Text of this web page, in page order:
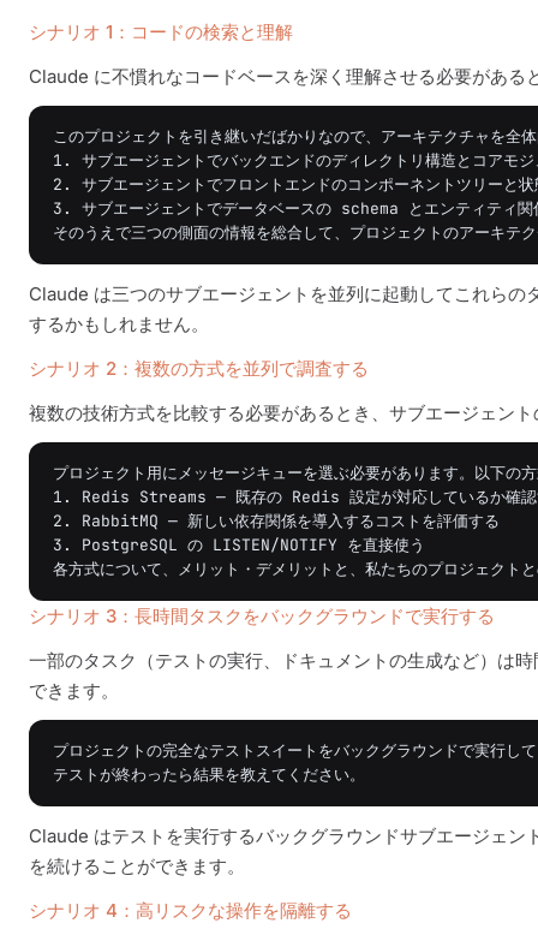
シナリオ 1：コードの検索と理解
Claude に不慣れなコードベースを深く理解させる必要があ
このプロジェクトを引き継いだばかりなので、アーキテクチャを全
1. サブエージェントでバックエンドのディレクトリ構造とコアモ
2. サブエージェントでフロントエンドのコンポーネントツリーと
3. サブエージェントでデータベースの schema とエンティティ関
Claude は三つのサブエージェントを並列に起動してこれら
するかもしれません。
シナリオ 2：複数の方式を並列で調査する
複数の技術方式を比較する必要があるとき、サブエージェン
プロジェクト用にメッセージキューを選ぶ必要があります。以下の
1. Redis Streams — 既存の Redis 設定が対応しているか確認
2. RabbitMQ — 新しい依存関係を導入するコストを評価する
3. PostgreSQL の LISTEN/NOTIFY を直接使う
シナリオ 3：長時間タスクをバックグラウンドで実行する
一部のタスク（テストの実行、ドキュメントの生成など）は
できます。
プロジェクトの完全なテストスイートをバックグラウンドで実行し
Claude はテストを実行するバックグラウンドサブエージェ
を続けることができます。
シナリオ 4：高リスクな操作を隔離する